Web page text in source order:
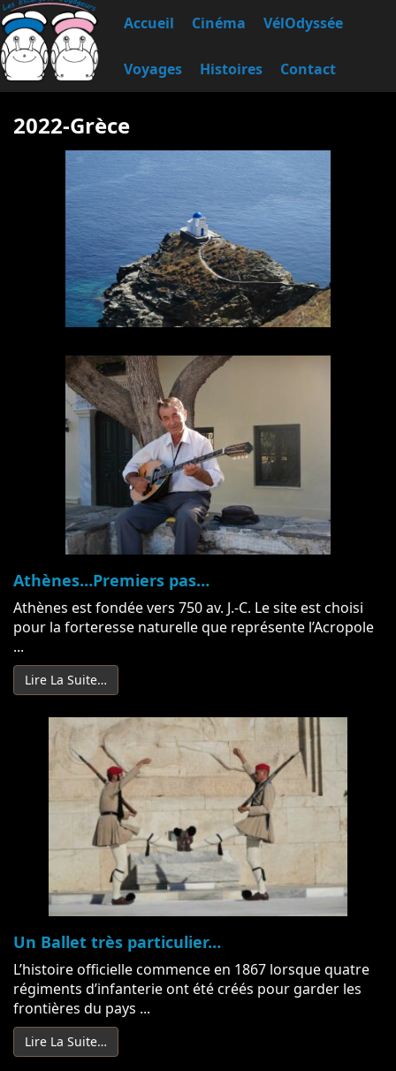
Accueil Cinéma VélOdyssée
Voyages Histoires Contact
2022-Grèce
Athènes…Premiers pas…
Athènes est fondée vers 750 av. J.-C. Le site est choisi
pour la forteresse naturelle que représente l’Acropole
...
Lire La Suite…
Un Ballet très particulier…
L’histoire officielle commence en 1867 lorsque quatre
régiments d’infanterie ont été créés pour garder les
frontières du pays ...
Lire La Suite…